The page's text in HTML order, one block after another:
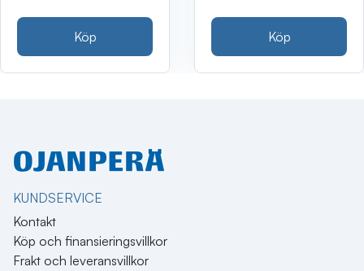
Köp Köp
KUNDSERVICE
Kontakt
Köp och finansieringsvillkor
Frakt och leveransvillkor